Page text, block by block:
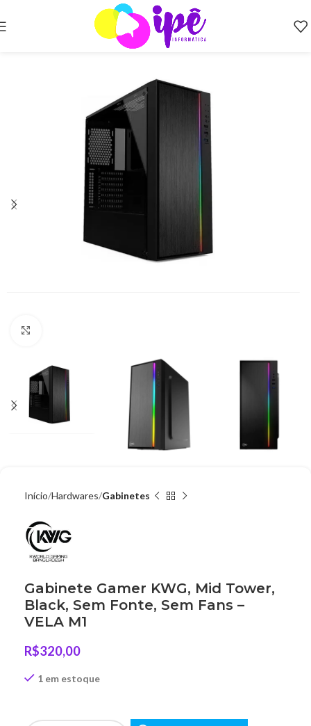
Início Hardwares Gabinetes
Gabinete Gamer KWG, Mid Tower,
Black, Sem Fonte, Sem Fans –
VELA M1
R$320,00
1 em estoque